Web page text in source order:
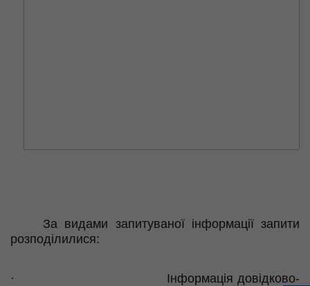
За видами запитуваної інформації запити
розподілилися:
·
Інформація довідково-